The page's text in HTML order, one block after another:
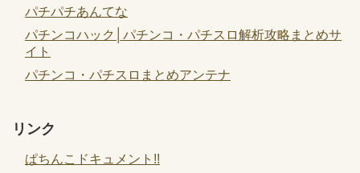
パチパチあんてな
パチンコハック│パチンコ・パチスロ解析攻略まとめサ
イト
パチンコ・パチスロまとめアンテナ
リンク
ぱちんこドキュメント!!